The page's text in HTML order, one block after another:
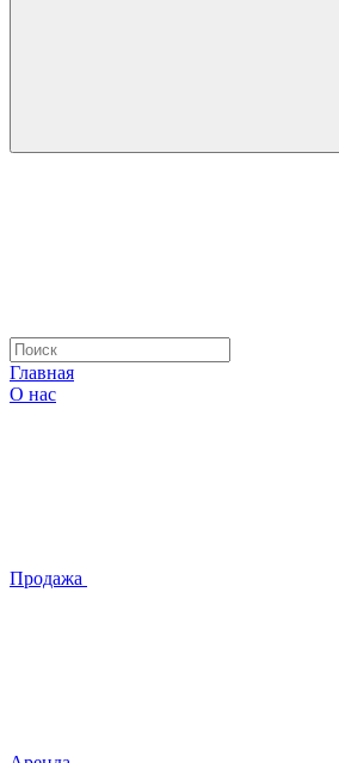
Главная
О нас
Продажа